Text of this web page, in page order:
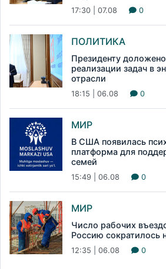
17:30 | 07.08 0
ПОЛИТИКА
Президенту
реализации задач в
отрасли
18:15 | 06.08 0
МИР
В США появилась
платформа для
семей
15:49 | 06.08 0
МИР
Число рабочих
Россию сократилось
12:35 | 06.08 0